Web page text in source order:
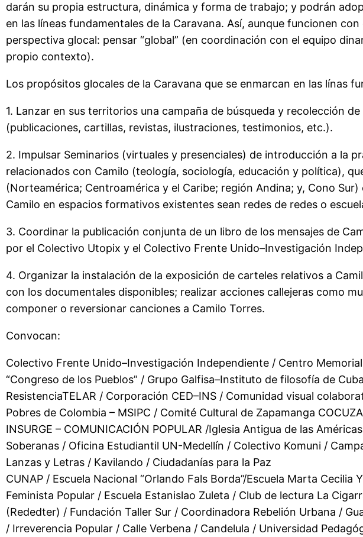
darán su propia estructura, dinámica y forma de trabajo; y podrán
en las líneas fundamentales de la Caravana. Así, aunque funcionen
perspectiva glocal: pensar “global” (en coordinación con el equipo
propio contexto).
Los propósitos glocales de la Caravana que se enmarcan en las línas
1. Lanzar en sus territorios una campaña de búsqueda y recolección
(publicaciones, cartillas, revistas, ilustraciones, testimonios, etc.).
2. Impulsar Seminarios (virtuales y presenciales) de introducción a la
relacionados con Camilo (teología, sociología, educación y política),
(Norteamérica; Centroamérica y el Caribe; región Andina; y, Cono
Camilo en espacios formativos existentes sean redes de redes o
3. Coordinar la publicación conjunta de un libro de los mensajes de
por el Colectivo Utopix y el Colectivo Frente Unido–Investigación
4. Organizar la instalación de la exposición de carteles relativos a
con los documentales disponibles; realizar acciones callejeras como
componer o reversionar canciones a Camilo Torres.
Convocan:
Colectivo Frente Unido–Investigación Independiente / Centro
“Congreso de los Pueblos” / Grupo Galfisa–Instituto de filosofía de
ResistenciaTELAR / Corporación CED–INS / Comunidad visual
Pobres de Colombia – MSIPC / Comité Cultural de Zapamanga
INSURGE – COMUNICACIÓN POPULAR /Iglesia Antigua de las
Soberanas / Oficina Estudiantil UN-Medellín / Colectivo Komuni /
Lanzas y Letras / Kavilando / Ciudadanías para la Paz
CUNAP / Escuela Nacional “Orlando Fals Borda”/Escuela Marta
Feminista Popular / Escuela Estanislao Zuleta / Club de lectura La
(Rededter) / Fundación Taller Sur / Coordinadora Rebelión Urbana /
/ Irreverencia Popular / Calle Verbena / Candelula / Universidad